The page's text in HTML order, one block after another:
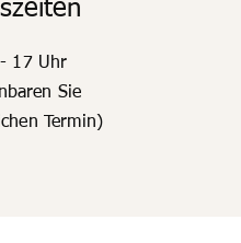
- 17 Uhr
Sie
Termin)